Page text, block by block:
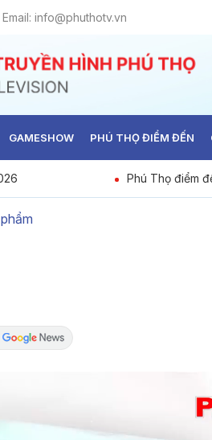
Email: info@phuthotv.vn
GAMESHOW PHÚ THỌ ĐIỂM ĐẾN
Phú Thọ điểm